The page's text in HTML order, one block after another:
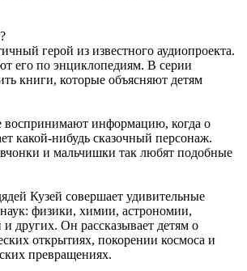
герой из известного аудиопроекта.
его по энциклопедиям. В серии
книги, которые объясняют детям
воспринимают информацию, когда о
какой-нибудь сказочный персонаж.
и мальчишки так любят подобные
Кузей совершает удивительные
физики, химии, астрономии,
других. Он рассказывает детям о
открытиях, покорении космоса и
превращениях.